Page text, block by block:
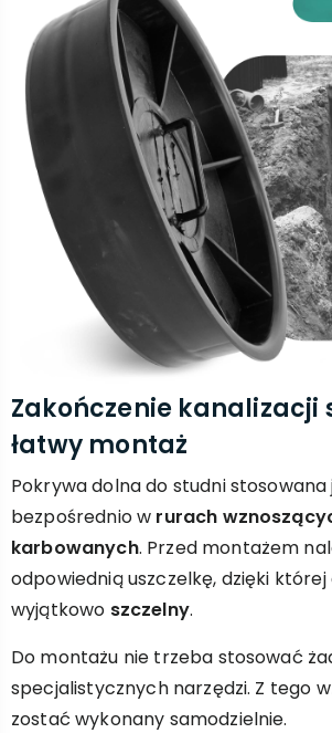
Zakończenie kanalizacji
łatwy montaż
Pokrywa dolna do studni stosowana
bezpośrednio w rurach
karbowanych. Przed montażem
odpowiednią uszczelkę, dzięki
wyjątkowo szczelny.
Do montażu nie trzeba stosować
specjalistycznych narzędzi. Z tego
zostać wykonany samodzielnie.